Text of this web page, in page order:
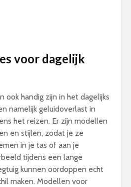
voor dagelijk
ook handig zijn in het dagelijks
namelijk geluidoverlast in
het reizen. Er zijn modellen
en stijlen, zodat je ze
in je tas of aan je
tijdens een lange
kunnen oordoppen echt
maken. Modellen voor